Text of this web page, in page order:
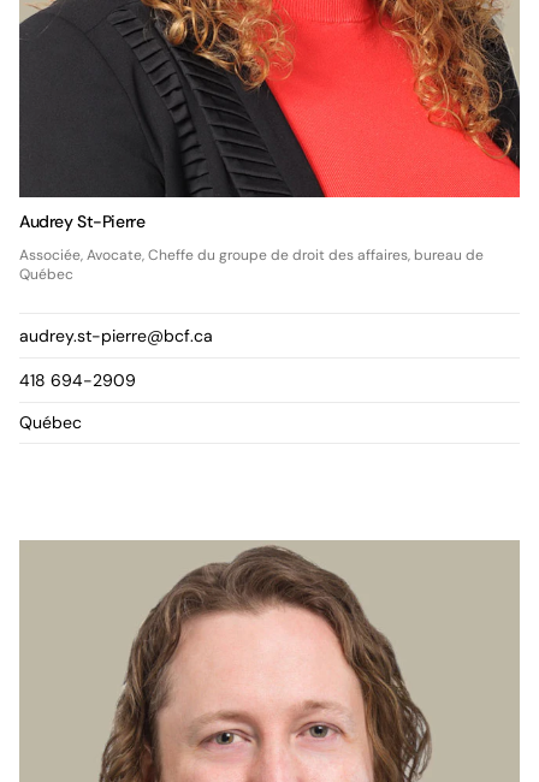
Audrey St-Pierre
Associée, Avocate, Cheffe du groupe de droit des affaires, bureau de
Québec
audrey.st-pierre@bcf.ca
418 694-2909
Québec